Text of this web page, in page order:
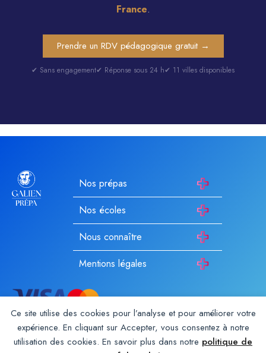
Ce site utilise des cookies pour l’analyse et pour améliorer votre
expérience. En cliquant sur Accepter, vous consentez à notre
utilisation des cookies. En savoir plus dans notre politique de
France.
Prendre un RDV pédagogique gratuit →
✔ Sans engagement✔ Réponse sous 24 h✔ 11 villes disponibles
Nos prépas
Nos écoles
Nous connaître
Mentions légales
Galien Prépa est un établissement d’enseignement privé hors